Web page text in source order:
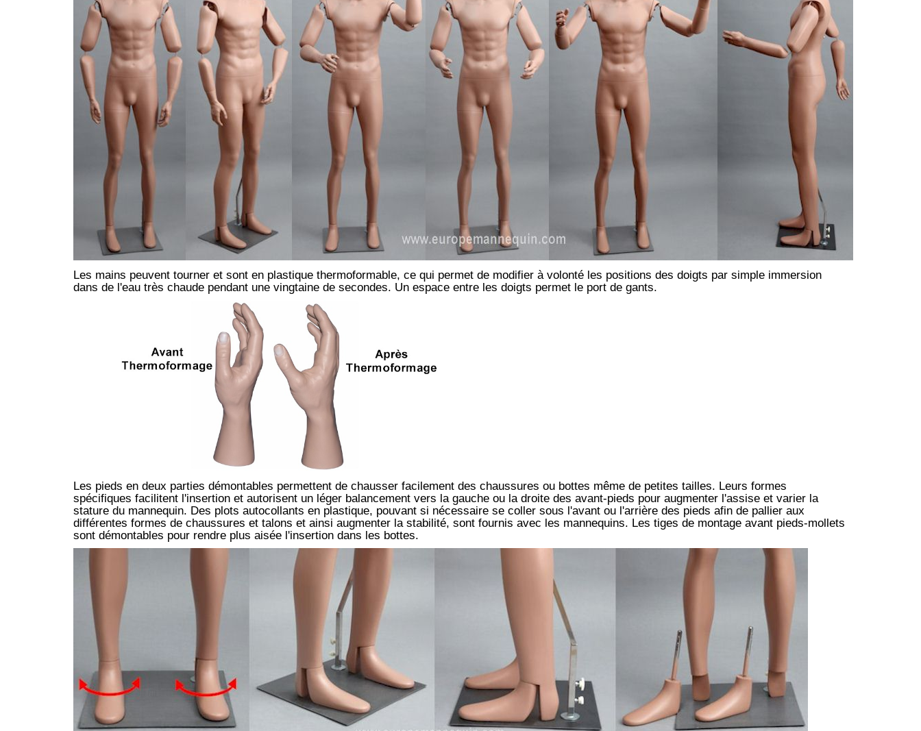
Les mains peuvent tourner et sont en plastique thermoformable, ce qui permet de modifier à volonté les positions des doigts par simple immersion
dans de l'eau très chaude pendant une vingtaine de secondes. Un espace entre les doigts permet le port de gants.
Les pieds en deux parties démontables permettent de chausser facilement des chaussures ou bottes même de petites tailles. Leurs formes
spécifiques facilitent l'insertion et autorisent un léger balancement vers la gauche ou la droite des avant-pieds pour augmenter l'assise et varier la
stature du mannequin. Des plots autocollants en plastique, pouvant si nécessaire se coller sous l'avant ou l'arrière des pieds afin de pallier aux
différentes formes de chaussures et talons et ainsi augmenter la stabilité, sont fournis avec les mannequins. Les tiges de montage avant pieds-mollets
sont démontables pour rendre plus aisée l'insertion dans les bottes.